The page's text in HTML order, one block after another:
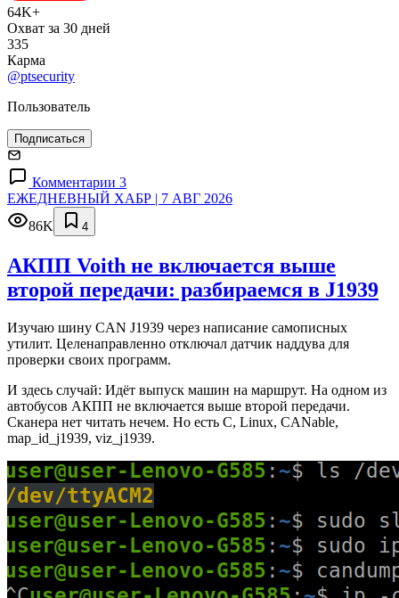
64K+
Охват за 30 дней
335
Карма
@ptsecurity
Пользователь
Подписаться
Комментарии 3
ЕЖЕДНЕВНЫЙ ХАБР | 7 АВГ 2026
86K
4
АКПП Voith не включается выше
второй передачи: разбираемся в J1939
Изучаю шину CAN J1939 через написание самописных
утилит. Целенаправленно отключал датчик наддува для
проверки своих программ.
И здесь случай: Идёт выпуск машин на маршрут. На одном из
автобусов АКПП не включается выше второй передачи.
Сканера нет читать нечем. Но есть C, Linux, CANable,
map_id_j1939, viz_j1939.